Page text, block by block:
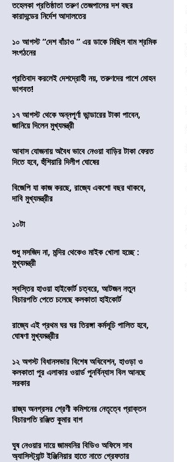
তহেলকা প্রতিষ্ঠাতা তরুণ তেজপালের দশ বছর
কারাদন্ডের নির্দেশ আদালতের
১০ আগস্ট “দেশ বাঁচাও ” এর ডাকে মিছিল বাম শ্রমিক
সংগঠনের
প্রতিবাদ করলেই দেশদ্রোহী নয়, তরুণদের পাশে মোহন
ভাগবত!
১৭ আগস্ট থেকে অন্নপূর্ণা ভান্ডারের টাকা পাবেন,
জানিয়ে দিলেন মুখ্যমন্ত্রী
আবাস যোজনায় অবৈধ ভাবে নেওয়া বাড়ির টাকা ফেরত
দিতে হবে, হুঁশিয়ারি দিলীপ ঘোষের
বিজেপি যা কাজ করছে, রাজ্যে একশো বছর থাকবে,
দাবি মুখ্যমন্ত্রীর
১০টা
শুধু মসজিদ না, মন্দির থেকেও মাইক খোলা হচ্ছে :
মুখ্যমন্ত্রী
স্বস্তির হাওয়া হাইকোর্ট চত্বরে, আটজন নতুন
বিচারপতি পেতে চলেছে কলকাতা হাইকোর্ট
রাজ্যে এই প্রথম ঘর ঘর তিরঙ্গা কর্মসূচি পালিত হবে,
ঘোষণা মুখ্যমন্ত্রীর
১২ অগস্ট বিধানসভার বিশেষ অধিবেশন, হাওড়া ও
কলকাতা পুর এলাকার ওয়ার্ড পুনর্বিন্যাস বিল আনছে
সরকার
রাজ্য অনগ্রসর শ্রেণী কমিশনের নেতৃত্বে প্রাক্তন
বিচারপতি রঞ্জিত কুমার বাগ
ঘুষ নেওয়ার দায়ে জামবনির বিডিও অফিসে সাব
অ্যাসিস্ট্যান্ট ইঞ্জিনিয়ার হাতে নাতে গ্রেফতার